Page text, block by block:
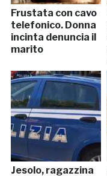
Frustata con cavo
telefonico. Donna
incinta denuncia il
marito
Jesolo, ragazzina